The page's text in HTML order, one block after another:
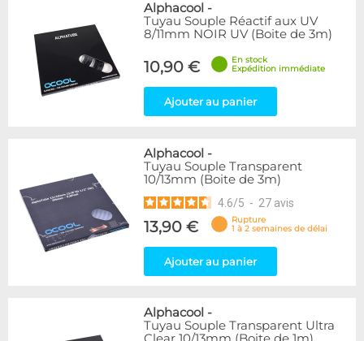
Alphacool -
Tuyau Souple Réactif aux UV
8/11mm NOIR UV (Boite de 3m)
10,90 €
En stock
Expédition immédiate
Ajouter au panier
Alphacool -
Tuyau Souple Transparent
10/13mm (Boite de 3m)
4.6/5 - 27 avis
13,90 €
Rupture
1 à 2 semaines de délai
Ajouter au panier
Alphacool -
Tuyau Souple Transparent Ultra